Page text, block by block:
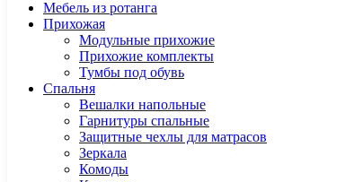
Мебель из ротанга
Прихожая
Модульные прихожие
Прихожие комплекты
Тумбы под обувь
Спальня
Вешалки напольные
Гарнитуры спальные
Защитные чехлы для матрасов
Зеркала
Комоды